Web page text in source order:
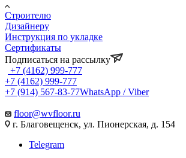
Строителю
Дизайнеру
Инструкция по укладке
Сертификаты
Подписаться на рассылку
+7 (4162) 999-777
+7 (4162) 999-777
+7 (914) 567-83-77WhatsApp / Viber
floor@wvfloor.ru
г. Благовещенск, ул. Пионерская, д. 154
Telegram